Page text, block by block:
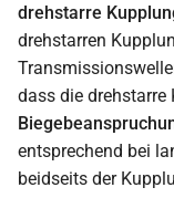
drehstarre
drehstarren
dass die drehstarre
entsprechend bei
beidseits der